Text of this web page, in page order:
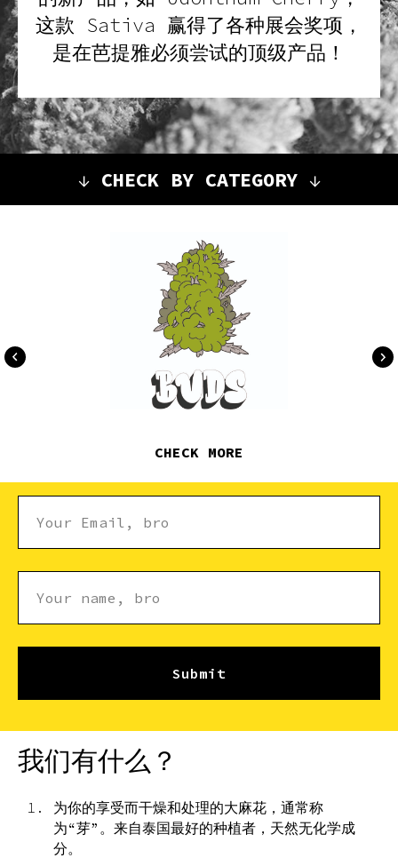
这款 Sativa 赢得了各种展会奖项，
是在芭提雅必须尝试的顶级产品！
↓ CHECK BY CATEGORY ↓
CHECK MORE
Submit
我们有什么？
为你的享受而干燥和处理的大麻花，通常称
为“芽”。来自泰国最好的种植者，天然无化学成
分。